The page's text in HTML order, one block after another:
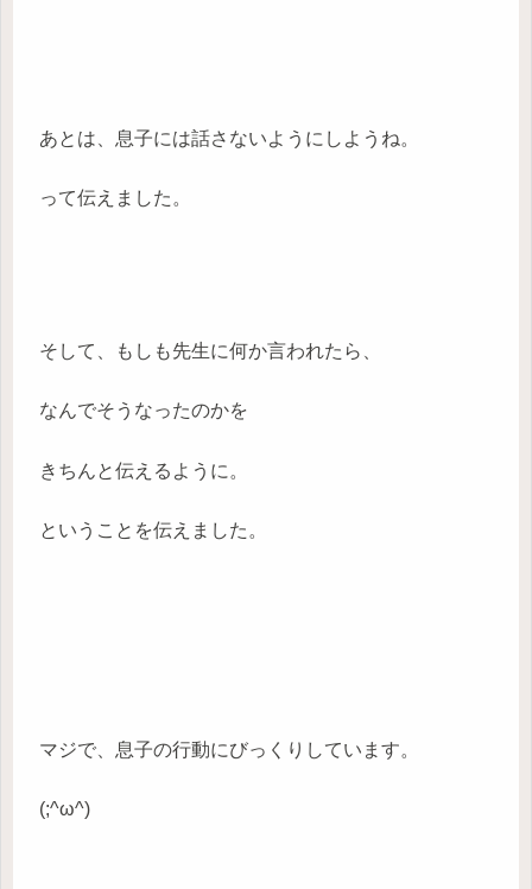
あとは、息子には話さないようにしようね。
って伝えました。
そして、もしも先生に何か言われたら、
なんでそうなったのかを
きちんと伝えるように。
ということを伝えました。
マジで、息子の行動にびっくりしています。
(;^ω^)